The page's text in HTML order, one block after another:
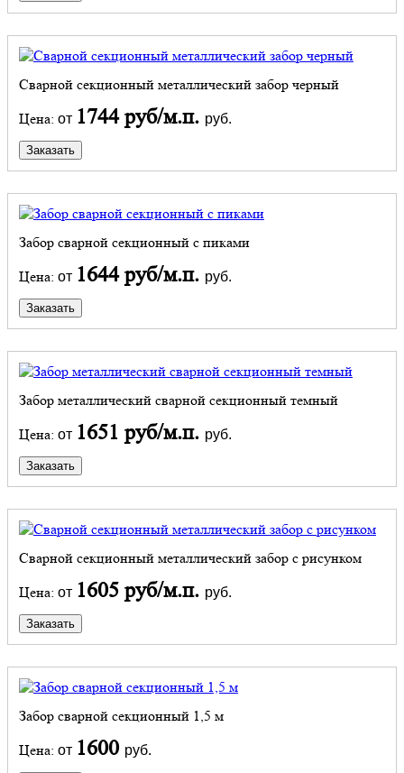
Сварной секционный металлический забор черный
Цена: от 1744 руб/м.п. руб.
Заказать
Забор сварной секционный с пиками
Цена: от 1644 руб/м.п. руб.
Заказать
Забор металлический сварной секционный темный
Цена: от 1651 руб/м.п. руб.
Заказать
Сварной секционный металлический забор с рисунком
Цена: от 1605 руб/м.п. руб.
Заказать
Забор сварной секционный 1,5 м
Цена: от 1600 руб.